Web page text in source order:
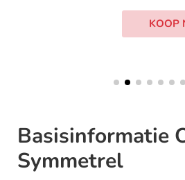
KOOP NU
Basisinformatie
Symmetrel